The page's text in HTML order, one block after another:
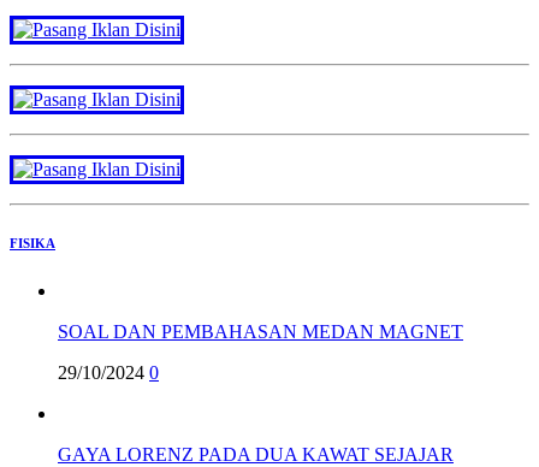
FISIKA
SOAL DAN PEMBAHASAN MEDAN MAGNET
29/10/2024 0
GAYA LORENZ PADA DUA KAWAT SEJAJAR